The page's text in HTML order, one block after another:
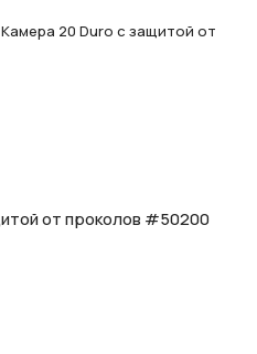
Камера 20 Duro с защитой от